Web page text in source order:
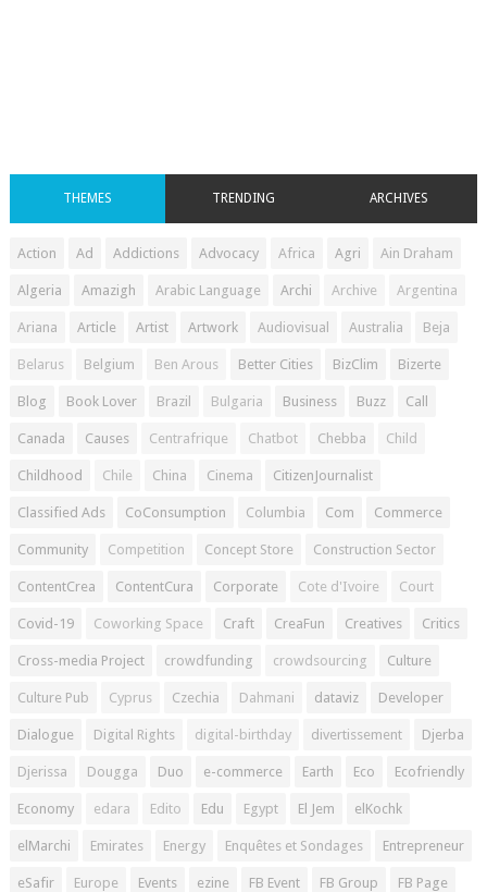
THEMES TRENDING ARCHIVES
Action Ad Addictions Advocacy Africa Agri Ain Draham
Algeria Amazigh Arabic Language Archi Archive Argentina
Ariana Article Artist Artwork Audiovisual Australia Beja
Belarus Belgium Ben Arous Better Cities BizClim Bizerte
Blog Book Lover Brazil Bulgaria Business Buzz Call
Canada Causes Centrafrique Chatbot Chebba Child
Childhood Chile China Cinema CitizenJournalist
Classified Ads CoConsumption Columbia Com Commerce
Community Competition Concept Store Construction Sector
ContentCrea ContentCura Corporate Cote d'Ivoire Court
Covid-19 Coworking Space Craft CreaFun Creatives Critics
Cross-media Project crowdfunding crowdsourcing Culture
Culture Pub Cyprus Czechia Dahmani dataviz Developer
Dialogue Digital Rights digital-birthday divertissement Djerba
Djerissa Dougga Duo e-commerce Earth Eco Ecofriendly
Economy edara Edito Edu Egypt El Jem elKochk
elMarchi Emirates Energy Enquêtes et Sondages Entrepreneur
eSafir Europe Events ezine FB Event FB Group FB Page